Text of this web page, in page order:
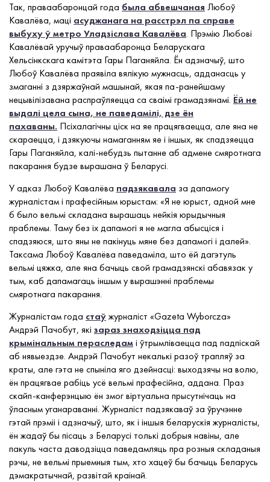
Так, праваабаронцай года была абвешчаная Любоў
Кавалёва, маці асуджанага на расстрэл па справе
выбуху ў метро Уладзіслава Кавалёва. Прэмію Любові
Кавалёвай уручыў праваабаронца Беларускага
Хельсінкскага камітэта Гары Паганяйла. Ён адзначыў, што
Любоў Кавалёва праявіла вялікую мужнасць, адданасць у
змаганні з дзяржаўнай машынай, якая па-ранейшаму
нецывілізавана распраўляецца са сваімі грамадзянамі. Ёй не
выдалі цела сына, не паведамілі, дзе ён
пахаваны. Псіхалагічны ціск на яе працягваецца, але яна не
скараецца, і дзякуючы намаганням яе і іншых, як спадзяецца
Гары Паганяйла, калі-небудзь пытанне аб адмене смяротнага
пакарання будзе вырашана ў Беларусі.
У адказ Любоў Кавалёва падзякавала за дапамогу
журналістам і прафесійным юрыстам: «Я не юрыст, адной мне
б было вельмі складана вырашаць нейкія юрыдычныя
праблемы. Таму без іх дапамогі я не магла абысціся і
спадзяюся, што яны не пакінуць мяне без дапамогі і далей».
Таксама Любоў Кавалёва паведаміла, што ёй дагэтуль
вельмі цяжка, але яна бачыць свой грамадзянскі абавязак у
тым, каб дапамагаць іншым у вырашэнні праблемы
смяротнага пакарання.
Журналістам года стаўжурналіст «Gazeta Wyborcza»
Андрэй Пачобут, які зараз знаходзіцца пад
крымінальным пераследамі ўтрымліваецца пад падпіскай
аб нявыездзе. Андрэй Пачобут некалькі разоў трапляў за
краты, але гэта не спыніла яго дзейнасці: выходзячы на волю,
ён працягвае рабіць усё вельмі прафесійна, аддана. Праз
скайп-канферэнцыю ён змог віртуальна прысутнічаць на
ўласным уганараванні. Журналіст падзякаваў за ўручэнне
гэтай прэміі і адзначыў, што, як і іншыя беларускія журналісты,
ён жадаў бы пісаць з Беларусі толькі добрыя навіны, але
пакуль часта даводзіцца паведамляць пра розныя складаныя
рэчы, не вельмі прыемныя тым, хто хацеў бы бачыць Беларусь
дэмакратычнай, развітай краінай.